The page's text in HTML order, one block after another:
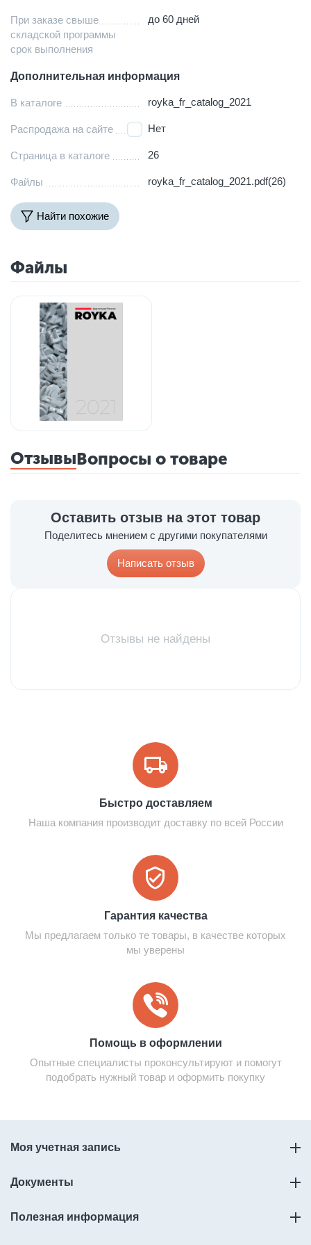
При заказе свыше
складской программы
срок выполнения
до 60 дней
Дополнительная информация
В каталоге royka_fr_catalog_2021
Распродажа на сайте Нет
Страница в каталоге 26
Файлы royka_fr_catalog_2021.pdf(26)
Найти похожие
Файлы
ОтзывыВопросы о товаре
Оставить отзыв на этот товар
Поделитесь мнением с другими покупателями
Написать отзыв
Отзывы не найдены
Быстро доставляем
Наша компания производит доставку по всей России
Гарантия качества
Мы предлагаем только те товары, в качестве которых
мы уверены
Помощь в оформлении
Опытные специалисты проконсультируют и помогут
подобрать нужный товар и оформить покупку
Моя учетная запись
Документы
Полезная информация